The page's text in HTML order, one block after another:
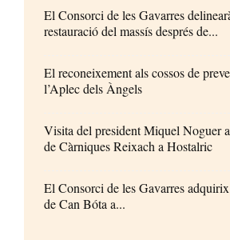
El Consorci de les Gavarres
restauració del massís després de...
El reconeixement als cossos de
l’Aplec dels Àngels
Visita del president Miquel Noguer
de Càrniques Reixach a Hostalric
El Consorci de les Gavarres
de Can Bóta a...